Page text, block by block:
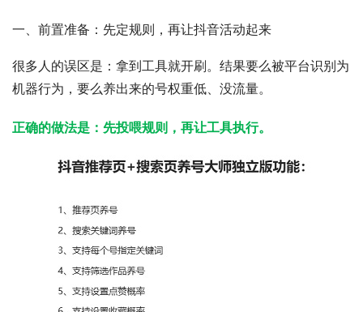
一、前置准备：先定规则，再让抖音活动起来
很多人的误区是：拿到工具就开刷。结果要么被平台识别为
机器行为，要么养出来的号权重低、没流量。
正确的做法是：先投喂规则，再让工具执行。